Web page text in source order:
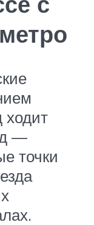
ходит
—
точки